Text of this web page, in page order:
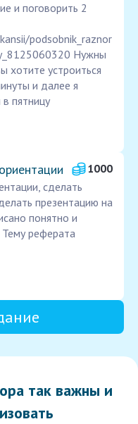
и поговорить 2
podsobnik_raznor
Нужны
хотите устроиться
и далее я
пятницу
1000
сделать
презентацию на
понятно и
Тему реферата
так важны и